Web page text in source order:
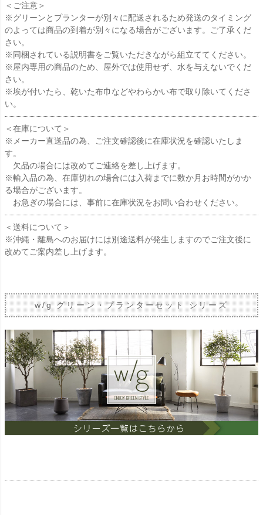
＜ご注意＞
※グリーンとプランターが別々に配送されるため発送のタイミング
のよっては商品の到着が別々になる場合がございます。ご了承くだ
さい。
※同梱されている説明書をご覧いただきながら組立ててください。
※屋内専用の商品のため、屋外では使用せず、水を与えないでくだ
さい。
※埃が付いたら、乾いた布巾などやわらかい布で取り除いてくださ
い。
＜在庫について＞
※メーカー直送品の為、ご注文確認後に在庫状況を確認いたしま
す。
欠品の場合には改めてご連絡を差し上げます。
※輸入品の為、在庫切れの場合には入荷までに数か月お時間がかか
る場合がございます。
お急ぎの場合には、事前に在庫状況をお問い合わせください。
＜送料について＞
※沖縄・離島へのお届けには別途送料が発生しますのでご注文後に
改めてご案内差し上げます。
w/g グリーン・プランターセット シリーズ